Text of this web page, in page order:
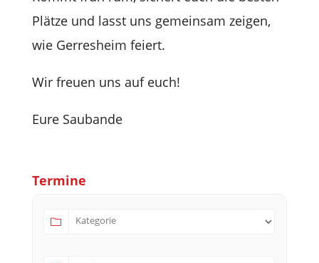
Plätze und lasst uns gemein­sam zei­gen,
wie Ger­res­heim feiert.
Wir freuen uns auf euch!
Eure Sau­bande
Ter­mine